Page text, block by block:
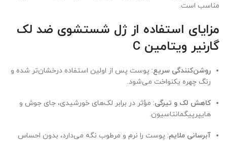
مناسب است.
مزایای استفاده از ژل شستشوی ضد لک
گارنیر ویتامین C
روشن‌کنندگی سریع: پوست پس از اولین استفاده درخشان‌تر شده و
رنگ چهره یکنواخت می‌شود.
کاهش لک و تیرگی: مؤثر در برابر لک‌های خورشیدی، جای جوش و
هایپرپیگمانتاسیون.
آبرسانی ملایم: پوست را نرم و مرطوب نگه می‌دارد، بدون احساس